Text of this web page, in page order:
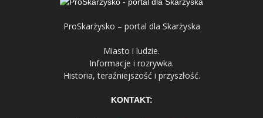
ProSkarżysko – portal dla Skarżyska
Miasto i ludzie.
Informacje i rozrywka.
Historia, teraźniejszość i przyszłość.
KONTAKT: